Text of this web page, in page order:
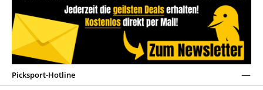
Picksport-Hotline